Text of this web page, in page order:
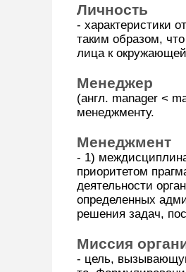
Личность
- характеристики
таким образом,
лица к
Менеджер
(англ. manager <
менеджменту.
Менеджмент
- 1)
приоритетом
деятельности
определенных
решения задач,
Миссия
- цель,